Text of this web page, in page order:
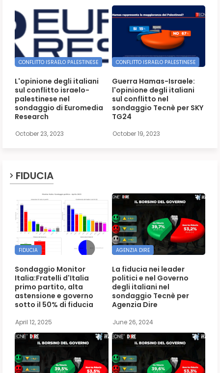
CONFLITTO ISRAELO PALESTINESE
L'opinione degli italiani
sul conflitto israelo-
palestinese nel
sondaggio di Euromedia
Research
October 23, 2023
CONFLITTO ISRAELO PALESTINESE
Guerra Hamas-Israele:
l'opinione degli italiani
sul conflitto nel
sondaggio Tecnè per SKY
TG24
October 19, 2023
FIDUCIA
FIDUCIA
Sondaggio Monitor
Italia:Fratelli d'Italia
primo partito, alta
astensione e governo
sotto il 50% di fiducia
April 12, 2025
AGENZIA DIRE
La fiducia nei leader
politici e nel Governo
degli italiani nel
sondaggio Tecnè per
Agenzia Dire
June 26, 2024